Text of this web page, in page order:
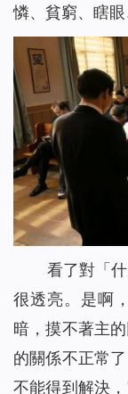
憐、貧窮、瞎眼
看了對「
很透亮。是啊
暗，摸不著主
的關係不正常
不能得到解決